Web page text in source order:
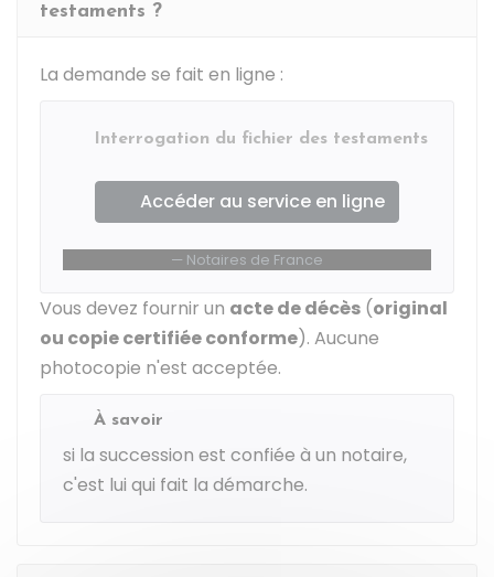
testaments ?
La demande se fait en ligne :
Interrogation du fichier des testaments
Accéder au service en ligne
Notaires de France
Vous devez fournir un acte de décès (original
ou copie certifiée conforme). Aucune
photocopie n'est acceptée.
À savoir
si la succession est confiée à un notaire,
c'est lui qui fait la démarche.